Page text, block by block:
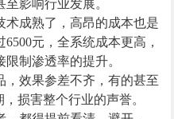
影响行业发展。
术成熟了，高昂的成本也是
元，全系统成本更高，
制渗透率的提升。
，效果参差不齐，有的甚至
损害整个行业的声誉。